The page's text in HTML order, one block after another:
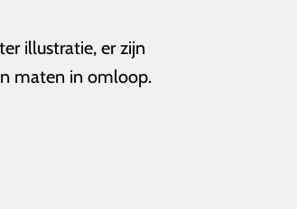
illustratie, er zijn
maten in omloop.